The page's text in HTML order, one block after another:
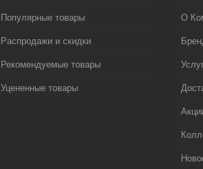
Популярные товары
Распродажи и скидки
Рекомендуемые товары
Уцененные товары
О